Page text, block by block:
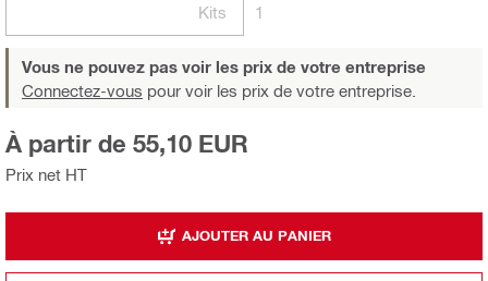
Kits 1
Vous ne pouvez pas voir les prix de votre entreprise
Connectez-vous pour voir les prix de votre entreprise.
Prix net HT
À partir de 55,10 EUR
AJOUTER AU PANIER